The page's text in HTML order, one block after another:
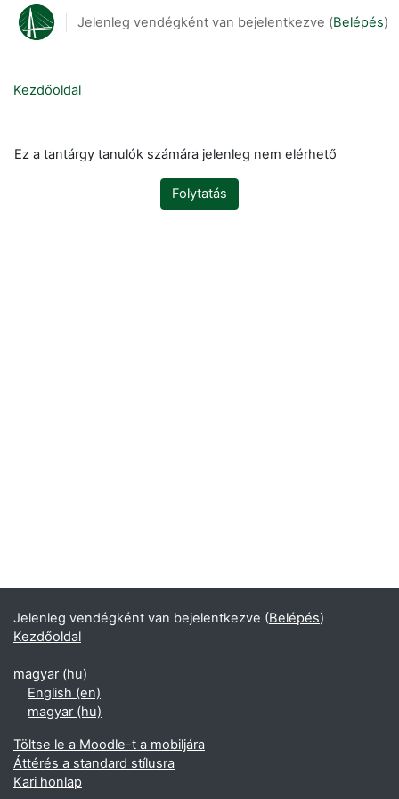
Tovább a fő tartalomhoz
Jelenleg vendégként van bejelentkezve (Belépés)
Kezdőoldal
Ez a tantárgy tanulók számára jelenleg nem elérhető
Folytatás
Jelenleg vendégként van bejelentkezve (Belépés)
Kezdőoldal
magyar ‎(hu)‎
English ‎(en)‎
magyar ‎(hu)‎
Töltse le a Moodle-t a mobiljára
Áttérés a standard stílusra
Kari honlap